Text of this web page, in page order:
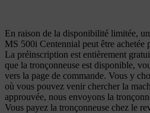
En raison de la disponibilité limitée,
MS 500i Centennial peut être achetée
La préinscription est entièrement
que la tronçonneuse est disponible,
vers la page de commande. Vous y
où vous pouvez venir chercher la
approuvée, nous envoyons la
Vous payez la tronçonneuse chez le